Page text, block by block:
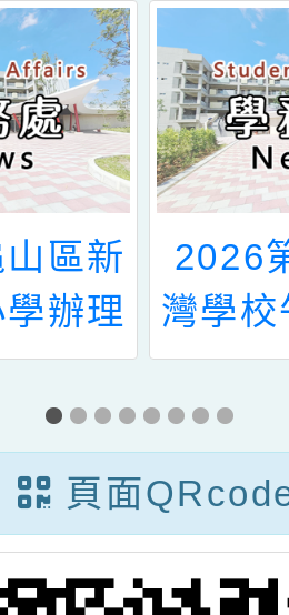
區新
辦理
慶系列
一：
音樂
子》
式劇場
2026
灣學
『年
學生
頁面